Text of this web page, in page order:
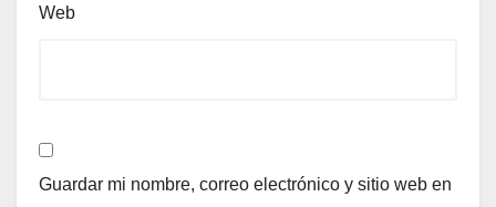
Web
Guardar mi nombre, correo electrónico y sitio web en